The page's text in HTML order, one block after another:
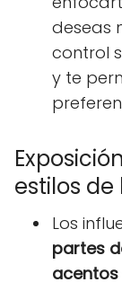
deseas
control
y te
estilos
Los
partes
acentos